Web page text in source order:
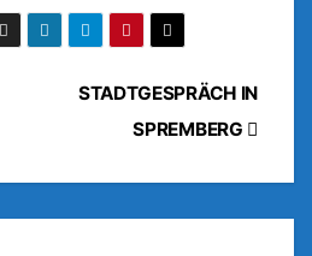
STADTGESPRÄCH IN
SPREMBERG